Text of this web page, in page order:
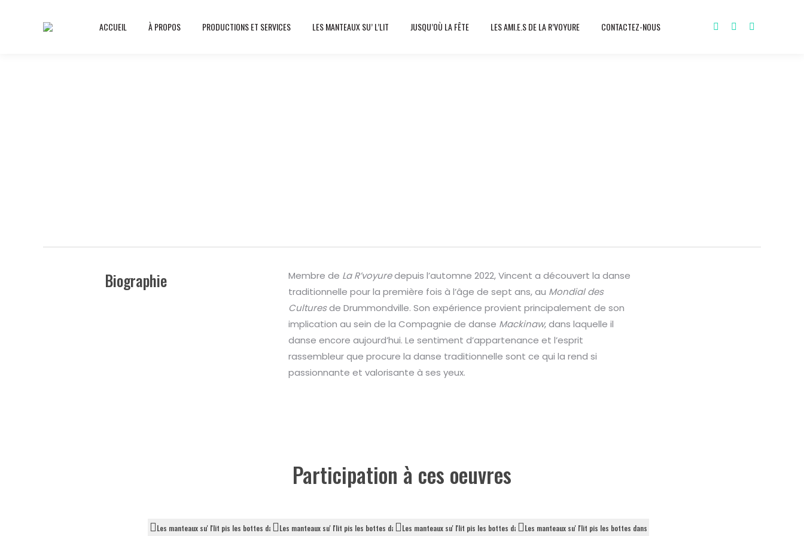
ACCUEIL À PROPOS PRODUCTIONS ET SERVICES LES MANTEAUX SU’ L’LIT JUSQU’OÙ LA FÊTE LES AMI.E.S DE LA R’VOYURE CONTACTEZ-NOUS
Facebook
YouTubeInstagram
Biographie Membre de La R’voyuredepuis l’automne 2022, Vincent a découvert la danse
traditionnelle pour la première fois à l’âge de sept ans, au Mondial des
Culturesde Drummondville. Son expérience provient principalement de son
implication au sein de la Compagnie de danse Mackinaw, dans laquelle il
danse encore aujourd’hui. Le sentiment d’appartenance et l’esprit
rassembleur que procure la danse traditionnelle sont ce qui la rend si
passionnante et valorisante à ses yeux.
Participation à ces oeuvres
Les manteaux su' l'lit pis les bottes dans Les manteaux su' l'lit pis les bottes dans Les manteaux su' l'lit pis les bottes dans Les manteaux su' l'lit pis les bottes dans